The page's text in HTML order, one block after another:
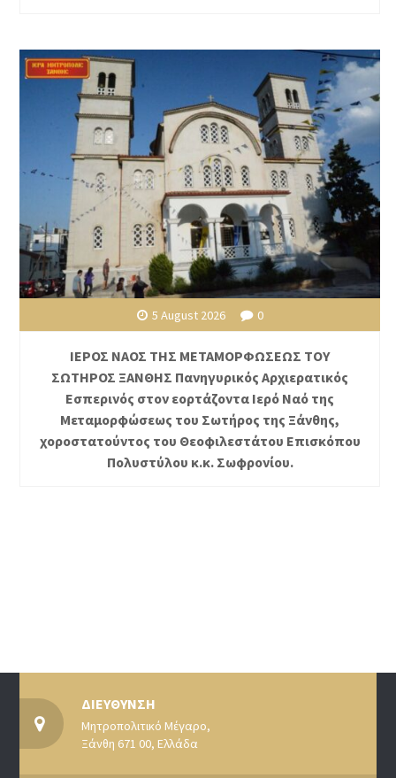
5 August 2026 0
ΙΕΡΟΣ ΝΑΟΣ ΤΗΣ ΜΕΤΑΜΟΡΦΩΣΕΩΣ ΤΟΥ
ΣΩΤΗΡΟΣ ΞΑΝΘΗΣ Πανηγυρικός Αρχιερατικός
Εσπερινός στον εορτάζοντα Ιερό Ναό της
Μεταμορφώσεως του Σωτήρος της Ξάνθης,
χοροστατούντος του Θεοφιλεστάτου Επισκόπου
Πολυστύλου κ.κ. Σωφρονίου.
ΔΙΕΥΘΥΝΣΗ
Μητροπολιτικό Μέγαρο,
Ξάνθη 671 00, Ελλάδα